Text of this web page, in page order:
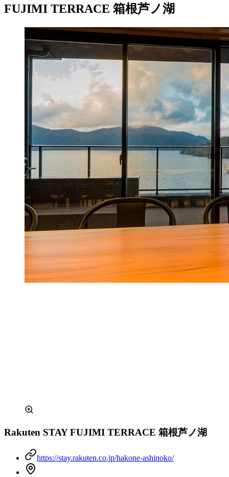
FUJIMI TERRACE 箱根芦ノ湖
Rakuten STAY FUJIMI TERRACE 箱根芦ノ湖
https://stay.rakuten.co.jp/hakone-ashinoko/